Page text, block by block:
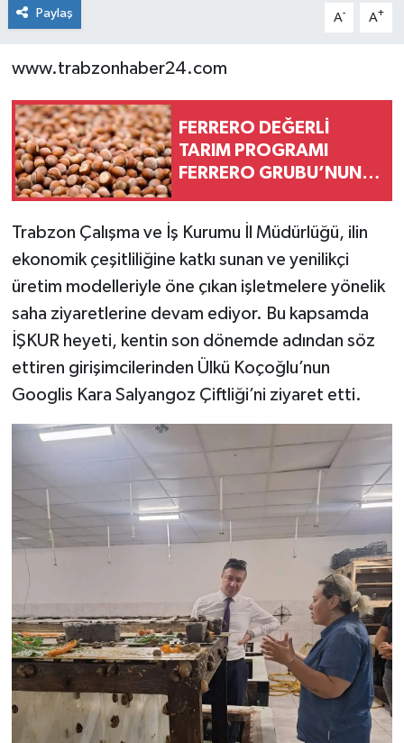
Paylaş A- A+
www.trabzonhaber24.com
FERRERO DEĞERLİ
TARIM PROGRAMI
FERRERO GRUBU’NUN
DAHA DAYANIKLI HALE
GETİRDİ
Trabzon Çalışma ve İş Kurumu İl Müdürlüğü, ilin
ekonomik çeşitliliğine katkı sunan ve yenilikçi
üretim modelleriyle öne çıkan işletmelere yönelik
saha ziyaretlerine devam ediyor. Bu kapsamda
İŞKUR heyeti, kentin son dönemde adından söz
ettiren girişimcilerinden Ülkü Koçoğlu’nun
Googlis Kara Salyangoz Çiftliği’ni ziyaret etti.